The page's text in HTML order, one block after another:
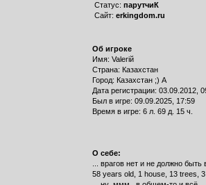
Статус: парутчиК
Сайт: erkingdom.ru
Об игроке
Имя: Valeriй
Страна: Казахстан
Город: Казахстан ;) А
Дата регистрации: 03.09.2012,
Был в игре: 09.09.2025, 17:59
Время в игре: 6 л. 69 д. 15 ч.
О себе:
... врагов нет и не должно быть
58 years old, 1 house, 13 trees,